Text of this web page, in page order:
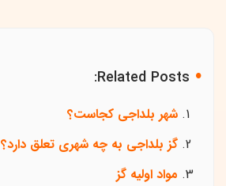
Related Posts:
شهر بلداجی کجاست؟
گز بلداجی به چه شهری تعلق دارد؟
مواد اولیه گز